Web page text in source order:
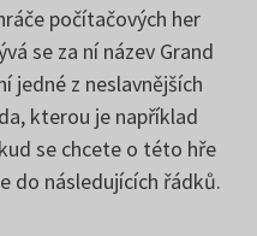
počítačových her
se za ní název Grand
jedné z neslavnějších
kterou je například
se chcete o této hře
do následujících řádků.